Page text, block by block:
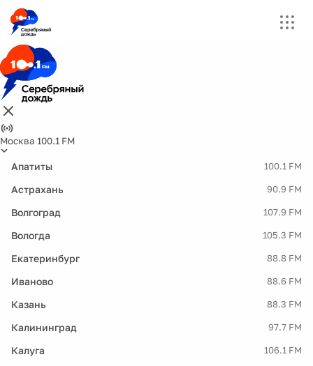
Москва 100.1 FM
Апатиты 100.1 FM
Астрахань 90.9 FM
Волгоград 107.9 FM
Вологда 105.3 FM
Екатеринбург 88.8 FM
Иваново 88.6 FM
Казань 88.3 FM
Калининград 97.7 FM
Калуга 106.1 FM